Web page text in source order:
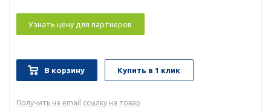
Узнать цену для партнеров
В корзину Купить в 1 клик
Получить на email ссылку на товар